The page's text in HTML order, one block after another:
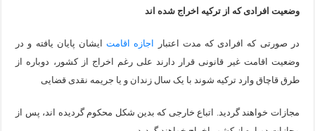
وضعیت افرادی که از ترکیه اخراج شده اند
در صورتی که افرادی که مدت اعتبار اجازه اقامتایشان پایان یافته و در
وضعیت اقامت غیر قانونی قرار دارند علی رغم اخراج از کشور، دوباره از
طرق قاچاق وارد ترکیه شوند با یک سال زندان و یا جریمه نقدی قضایی
مجازات خواهند گردید. اتباع خارجی که بدین شکل محکوم گردیده اند، پس از